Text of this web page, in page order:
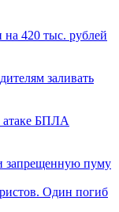
420 тыс. рублей
заливать
БПЛА
запрещенную пуму
Один погиб